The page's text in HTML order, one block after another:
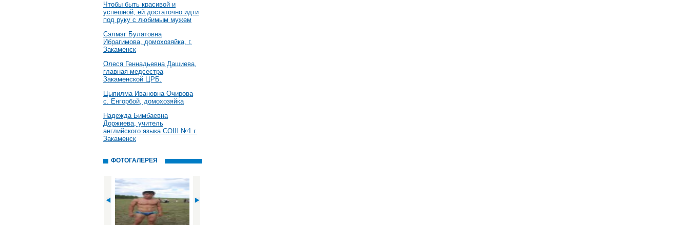
Чтобы быть красивой и
успешной, ей достаточно идти
под руку с любимым мужем
Сэлмэг Булатовна
Ибрагимова, домохозяйка, г.
Закаменск
Олеся Геннадьевна Дашиева,
главная медсестра
Закаменской ЦРБ.
Цыпилма Ивановна Очирова
с. Енгорбой, домохозяйка
Надежда Бимбаевна
Доржиева, учитель
английского языка СОШ №1 г.
Закаменск
ФОТОГАЛЕРЕЯ